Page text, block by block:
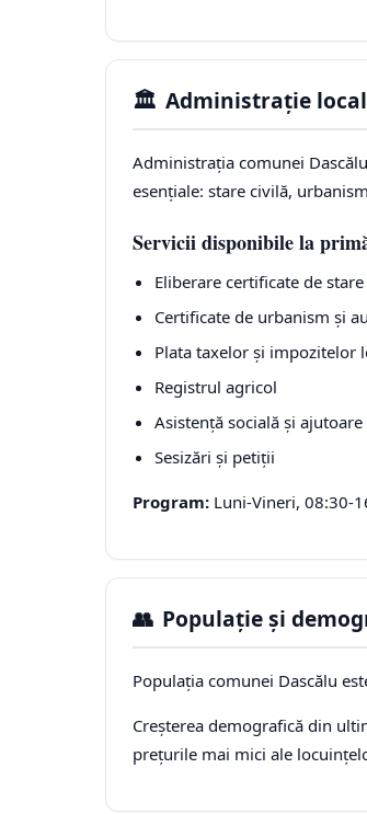
🏛 Administrație
Administrația comunei
esențiale: stare civilă,
Servicii disponibile la
Eliberare certificate de
Certificate de urbanism și
Plata taxelor și impozitelor
Registrul agricol
Asistență socială și ajutoare
Sesizări și petiții
Program: Luni-Vineri, 08:30-
👥 Populație și
Populația comunei Dascălu
Creșterea demografică din
prețurile mai mici ale